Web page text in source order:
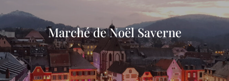
Marché de Noël Saverne